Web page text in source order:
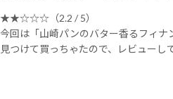
★★☆☆☆（2.2 / 5）
今回は「山崎パンのバター香るフィ
見つけて買っちゃたので、レビューし